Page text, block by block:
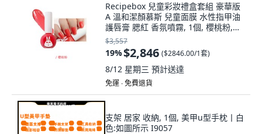
Recipebox 兒童彩妝禮盒套組 豪華版
A 溫和潔顏慕斯 兒童面膜 水性指甲油
護唇膏 腮紅 香氛噴霧, 1個, 櫻桃粉,紅
寶石, 指甲油1:紅寶石
$3,557
19%$2,846 ($2846.00/1套)
8/12 星期三 預計送達
免運 ∙ 免費退貨
支架 居家 收納, 1個, 美甲u型手枕丨白
色:如圖所示 I9057